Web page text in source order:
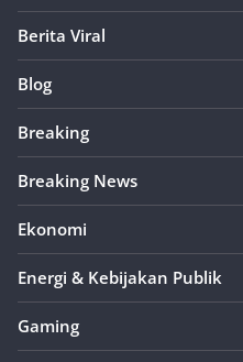
Berita Viral
Blog
Breaking
Breaking News
Ekonomi
Energi & Kebijakan Publik
Gaming